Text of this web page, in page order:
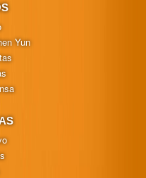
Yun